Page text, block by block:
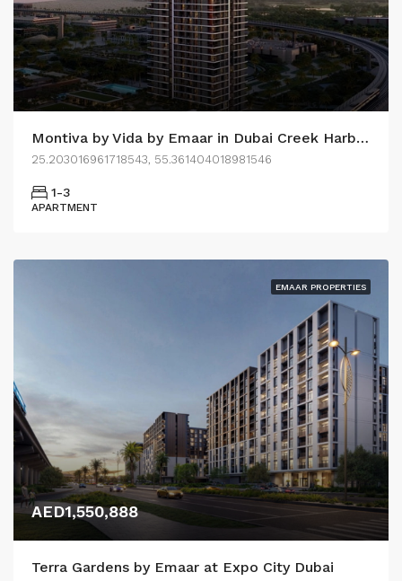
Montiva by Vida by Emaar in Dubai Creek Harbour
25.203016961718543, 55.361404018981546
1-3
APARTMENT
EMAAR PROPERTIES
AED1,550,888
Terra Gardens by Emaar at Expo City Dubai